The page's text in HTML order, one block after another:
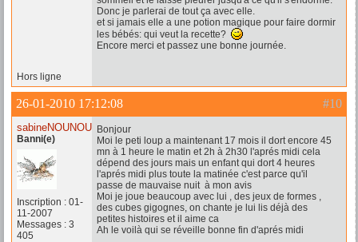
Donc je parlerai de tout ça avec elle.
et si jamais elle a une potion magique pour faire dormir
les bébés: qui veut la recette?
Encore merci et passez une bonne journée.
Hors ligne
#10
26-01-2010 17:12:08
sabineNOUNOU59
Banni(e)
Inscription : 01-
11-2007
Messages : 3
405
Bonjour
Moi le peti loup a maintenant 17 mois il dort encore 45
mn à 1 heure le matin et 2h à 2h30 l'aprés midi cela
dépend des jours mais un enfant qui dort 4 heures
l'aprés midi plus toute la matinée c'est parce qu'il
passe de mauvaise nuit à mon avis
Moi je joue beaucoup avec lui , des jeux de formes ,
des cubes gigognes, on chante je lui lis déjà des
petites histoires et il aime ca
Ah le voilà qui se réveille bonne fin d'aprés midi